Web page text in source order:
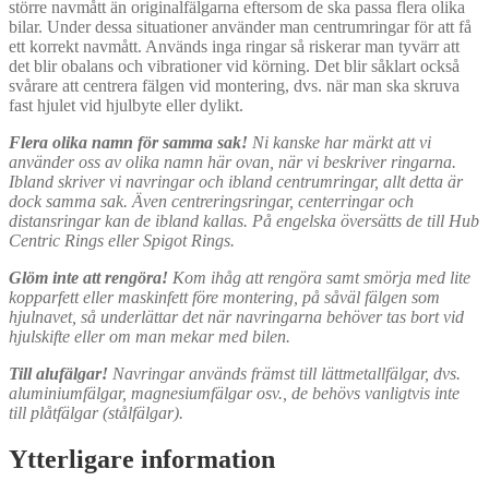
större navmått än originalfälgarna eftersom de ska passa flera olika
bilar. Under dessa situationer använder man centrumringar för att få
ett korrekt navmått. Används inga ringar så riskerar man tyvärr att
det blir obalans och vibrationer vid körning. Det blir såklart också
svårare att centrera fälgen vid montering, dvs. när man ska skruva
fast hjulet vid hjulbyte eller dylikt.
Flera olika namn för samma sak! Ni kanske har märkt att vi
använder oss av olika namn här ovan, när vi beskriver ringarna.
Ibland skriver vi navringar och ibland centrumringar, allt detta är
dock samma sak. Även centreringsringar, centerringar och
distansringar kan de ibland kallas. På engelska översätts de till Hub
Centric Rings eller Spigot Rings.
Glöm inte att rengöra! Kom ihåg att rengöra samt smörja med lite
kopparfett eller maskinfett före montering, på såväl fälgen som
hjulnavet, så underlättar det när navringarna behöver tas bort vid
hjulskifte eller om man mekar med bilen.
Till alufälgar! Navringar används främst till lättmetallfälgar, dvs.
aluminiumfälgar, magnesiumfälgar osv., de behövs vanligtvis inte
till plåtfälgar (stålfälgar).
Ytterligare information